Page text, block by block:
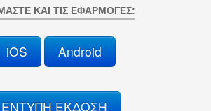
ΚΑΙ ΤΙΣ ΕΦΑΡΜΟΓΈΣ:
iOS Android
ΕΝΤΥΠΗ ΕΚΔΟΣΗ